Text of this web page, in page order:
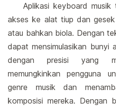
Aplikasi keyboard musik
akses ke alat tiup dan
atau bahkan biola. Dengan
dapat mensimulasikan bunyi
dengan presisi yang
memungkinkan pengguna
genre musik dan
komposisi mereka. Dengan